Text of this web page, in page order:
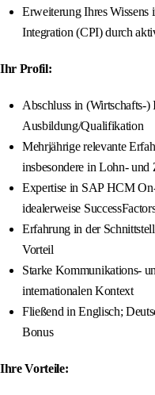
Erweiterung Ihres
Integration (CPI) durch
Ihr Profil:
Abschluss in (Wirtschafts-
Ausbildung/Qualifikation
Mehrjährige relevante
insbesondere in Lohn- und
Expertise in SAP HCM
idealerweise
Erfahrung in der
Vorteil
Starke Kommunikations-
internationalen Kontext
Fließend in Englisch;
Bonus
Ihre Vorteile: